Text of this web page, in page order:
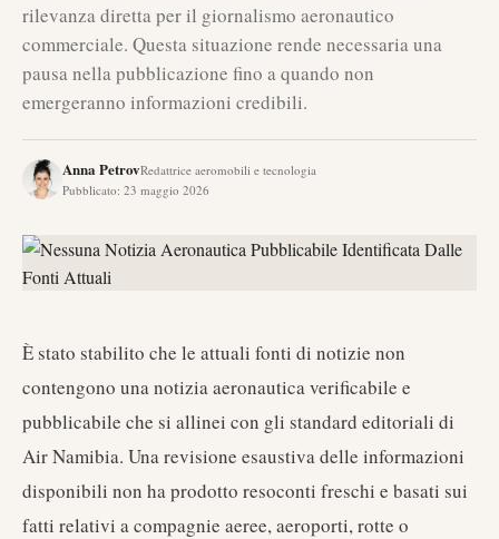
rilevanza diretta per il giornalismo aeronautico
commerciale. Questa situazione rende necessaria una
pausa nella pubblicazione fino a quando non
emergeranno informazioni credibili.
Anna PetrovRedattrice aeromobili e tecnologia
Pubblicato: 23 maggio 2026
È stato stabilito che le attuali fonti di notizie non
contengono una notizia aeronautica verificabile e
pubblicabile che si allinei con gli standard editoriali di
Air Namibia. Una revisione esaustiva delle informazioni
disponibili non ha prodotto resoconti freschi e basati sui
fatti relativi a compagnie aeree, aeroporti, rotte o